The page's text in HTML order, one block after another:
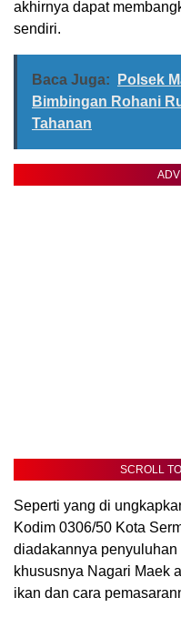
akhirnya dapat
sendiri.
Baca Juga:
Polsek
Bimbingan Rohani
Tahanan
SCROLL
Seperti yang di
Kodim 0306/50 Kota
diadakannya
khususnya Nagari Maek
ikan dan cara